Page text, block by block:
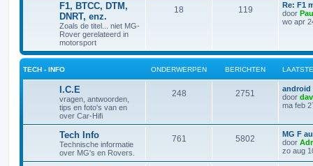
F1, BTCC, DTM,
DNRT, enz.
Zoals de titel... niet MG-
Rover gerelateerd in
motorsport
18 119
Re: F1
door
wo apr
TECH - INFO ONDERWERPEN BERICHTEN
I.C.E
vragen, antwoorden,
tips en foto's van en
over Car-Hifi
248 2751
android
door
ma feb
Tech Info
Technische informatie
over MG's en Rovers.
761 5802
MG F
door
zo aug